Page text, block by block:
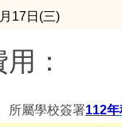
17日(三)
：
、所屬學校簽署112年